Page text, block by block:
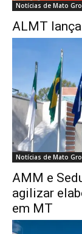
Notícias de Mato
ALMT
Notícias de Mato
AMM e
agilizar
em MT